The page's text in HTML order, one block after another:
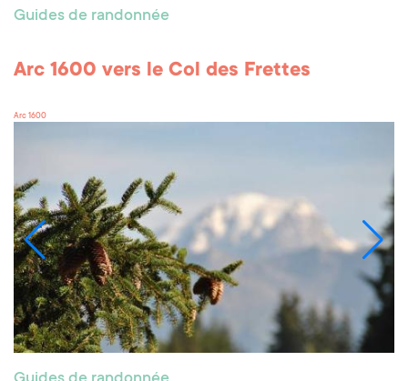
Guides de randonnée
Arc 1600 vers le Col des Frettes
Arc 1600